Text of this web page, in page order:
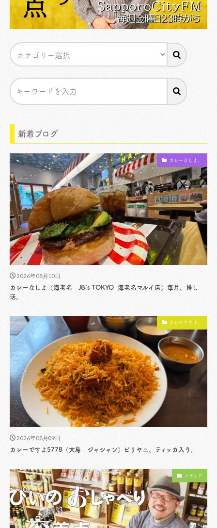
新着ブログ
カレーなしよ。
2026年08月10日
カレーなしよ（海老名 JB’s TOKYO 海老名マルイ店）毎月、推し
活。
カレーですよ。
2026年08月09日
カレーですよ5778（大島 ジャシャン）ビリヤニ、ティッカ入り。
メディア